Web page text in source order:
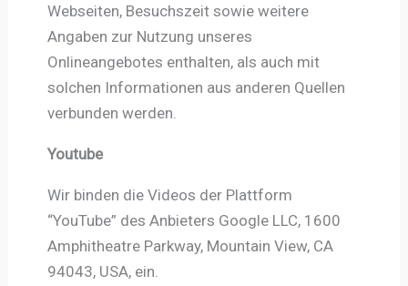
Webseiten, Besuchszeit sowie weitere
Angaben zur Nutzung unseres
Onlineangebotes enthalten, als auch mit
solchen Informationen aus anderen Quellen
verbunden werden.
Youtube
Wir binden die Videos der Plattform
“YouTube” des Anbieters Google LLC, 1600
Amphitheatre Parkway, Mountain View, CA
94043, USA, ein.